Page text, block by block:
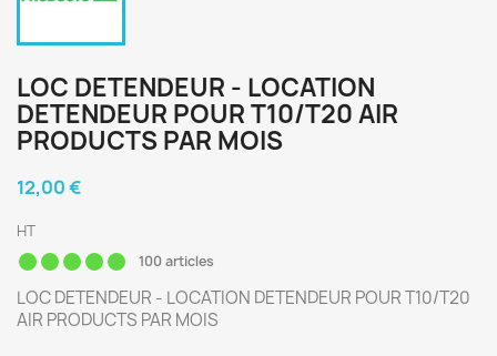
LOC DETENDEUR - LOCATION
DETENDEUR POUR T10/T20 AIR
PRODUCTS PAR MOIS
12,00 €
HT
100 articles
LOC DETENDEUR - LOCATION DETENDEUR POUR T10/T20
AIR PRODUCTS PAR MOIS